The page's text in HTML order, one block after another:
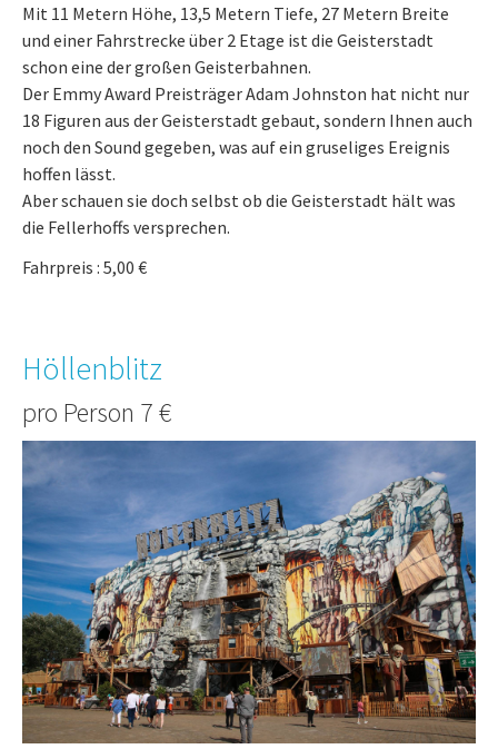
Mit 11 Metern Höhe, 13,5 Metern Tiefe, 27 Metern Breite
und einer Fahrstrecke über 2 Etage ist die Geisterstadt
schon eine der großen Geisterbahnen.
Der Emmy Award Preisträger Adam Johnston hat nicht nur
18 Figuren aus der Geisterstadt gebaut, sondern Ihnen auch
noch den Sound gegeben, was auf ein gruseliges Ereignis
hoffen lässt.
Aber schauen sie doch selbst ob die Geisterstadt hält was
die Fellerhoffs versprechen.
Fahrpreis : 5,00 €
Höllenblitz
pro Person 7 €